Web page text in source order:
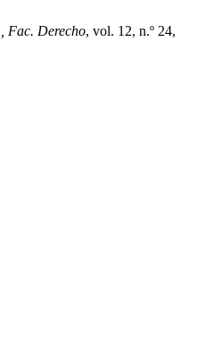
Fac. Derecho, vol. 12, n.º 24,